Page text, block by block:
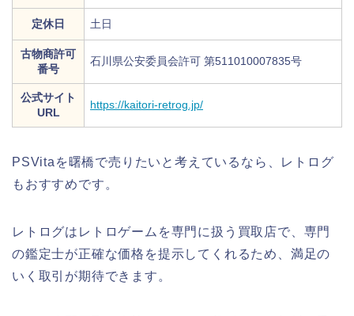
定休日 土日
古物商許可
番号
石川県公安委員会許可 第511010007835号
公式サイト
URL
https://kaitori-retrog.jp/
PSVitaを曙橋で売りたいと考えているなら、レトログ
もおすすめです。
レトログはレトロゲームを専門に扱う買取店で、専門
の鑑定士が正確な価格を提示してくれるため、満足の
いく取引が期待できます。